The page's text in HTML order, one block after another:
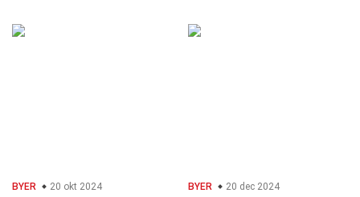
BYER 20 okt 2024 BYER 20 dec 2024